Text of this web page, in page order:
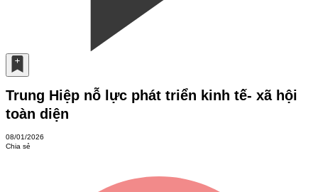
Trung Hiệp nỗ lực phát triển kinh tế- xã hội
toàn diện
08/01/2026
Chia sẻ